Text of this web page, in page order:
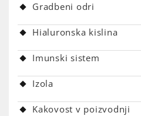
Gradbeni odri
Hialuronska kislina
Imunski sistem
Izola
Kakovost v poizvodnji